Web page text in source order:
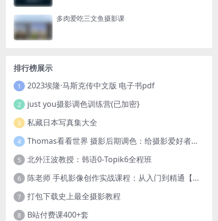
多肉爱吃三文鱼摄影课
排行榜展示
1 2023埃隆·马斯克传中文版 电子书pdf
2 just you摄影调色训练营(已加密}
3 私藏日本写真集大全
4 Thomas看看世界 摄影后期调色：给摄影爱好者的色彩课 网盘下载
5 北外汪波教授：韩语0-Topik6全程班
6 陈老师 手机影像创作实战课程：从入门到精通【完结】
7 打包下载史上最全摄影教程
8 B站付费课400+套